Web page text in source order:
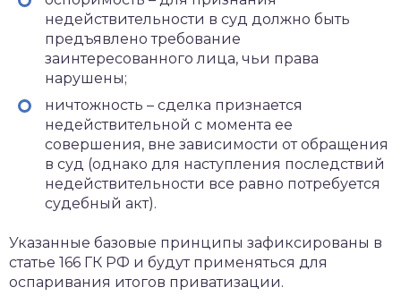
недействительности в суд должно быть
предъявлено требование
заинтересованного лица, чьи права
нарушены;
ничтожность – сделка признается
недействительной с момента ее
совершения, вне зависимости от обращения
в суд (однако для наступления последствий
недействительности все равно потребуется
судебный акт).
Указанные базовые принципы зафиксированы в
статье 166 ГК РФ и будут применяться для
оспаривания итогов приватизации.